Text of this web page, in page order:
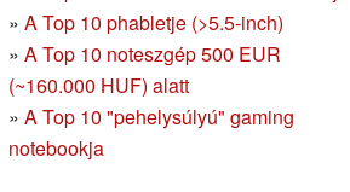
» A Top 10 phabletje (>5.5-inch)
» A Top 10 noteszgép 500 EUR
(~160.000 HUF) alatt
» A Top 10 "pehelysúlyú" gaming
notebookja